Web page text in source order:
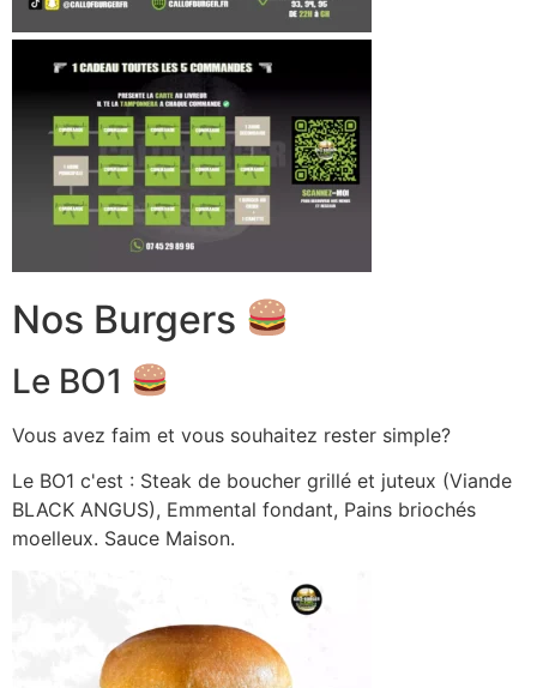
Nos Burgers
Le BO1
Vous avez faim et vous souhaitez rester simple?
Le BO1 c'est : Steak de boucher grillé et juteux (Viande
BLACK ANGUS), Emmental fondant, Pains briochés
moelleux. Sauce Maison.